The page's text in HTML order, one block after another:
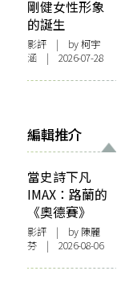
剛健女性形象
的誕生
影評 | by 柯宇
涵 | 2026-07-28
編輯推介
當史詩下凡
IMAX：路蘭的
《奧德賽》
影評 | by 陳麗
芬 | 2026-08-06